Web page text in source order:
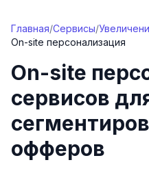
Главная/Сервисы/
On-site персонализация
On-site
сервисов
офферов